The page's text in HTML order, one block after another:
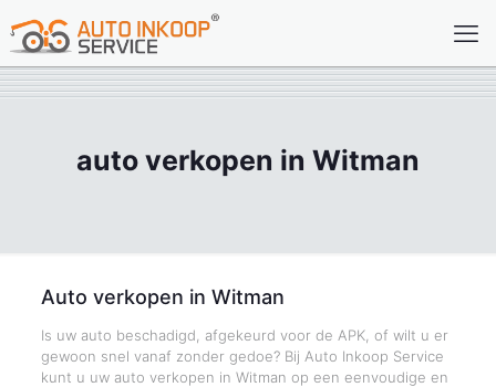
auto verkopen in Witman
Auto verkopen in Witman
Is uw auto beschadigd, afgekeurd voor de APK, of wilt u er
gewoon snel vanaf zonder gedoe? Bij Auto Inkoop Service
kunt u uw auto verkopen in Witman op een eenvoudige en